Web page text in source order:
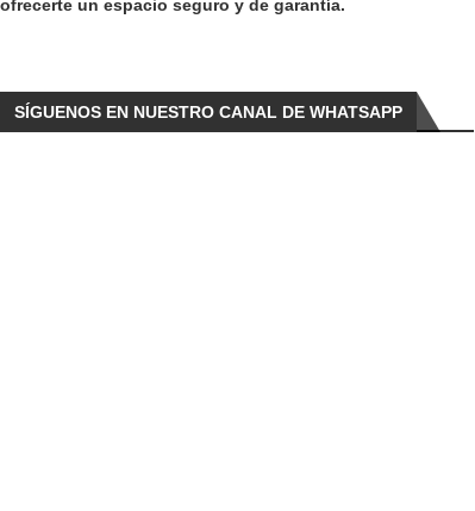
ofrecerte un espacio seguro y de garantía.
SÍGUENOS EN NUESTRO CANAL DE WHATSAPP